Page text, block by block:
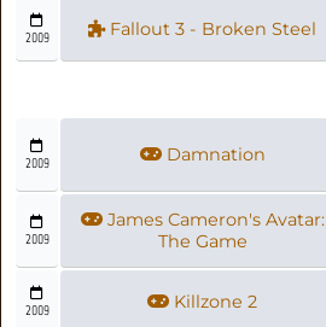
2009 Fallout 3 - Broken Steel
2009 Damnation
2009
James Cameron's Avatar:
The Game
2009 Killzone 2